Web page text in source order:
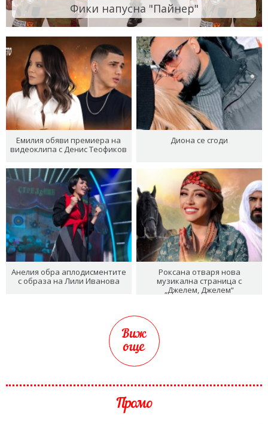
Фики напусна "Пайнер"
Емилия обяви премиера на
видеоклипа с Денис Теофиков
Диона се сгоди
Анелия обра аплодисментите
с образа на Лили Иванова
Роксана отваря нова
музикална страница с
„Джелем, Джелем“
Виж
още
Промо